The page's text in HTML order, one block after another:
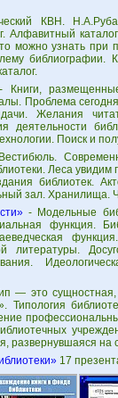
КВН.
Алфавитный
узнать при
библиографии.
Проблема
Желания
деятельности
Поиск и
Леса
библиотек.
зал. Хранилища.
- Модельные
функция.
литературы.
— это
Типология
развернувшаяся на
17